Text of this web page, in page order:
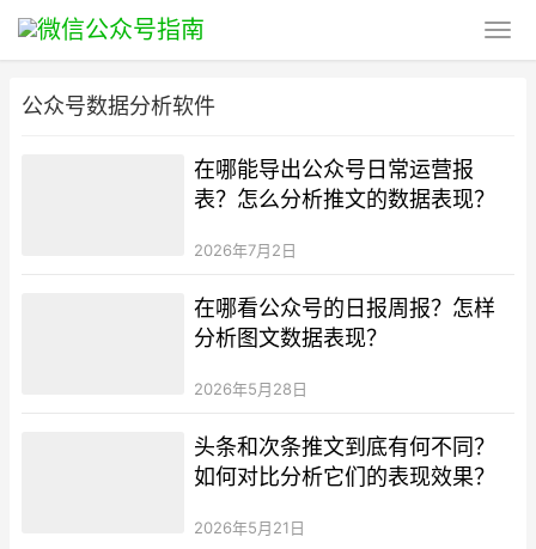
公众号数据分析软件
在哪能导出公众号日常运营报
表？怎么分析推文的数据表现？
2026年7月2日
在哪看公众号的日报周报？怎样
分析图文数据表现？
2026年5月28日
头条和次条推文到底有何不同？
如何对比分析它们的表现效果？
2026年5月21日